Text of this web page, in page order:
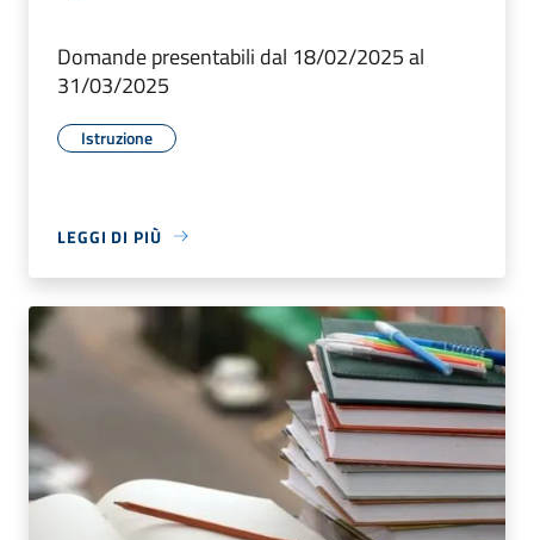
Domande presentabili dal 18/02/2025 al
31/03/2025
Istruzione
LEGGI DI PIÙ